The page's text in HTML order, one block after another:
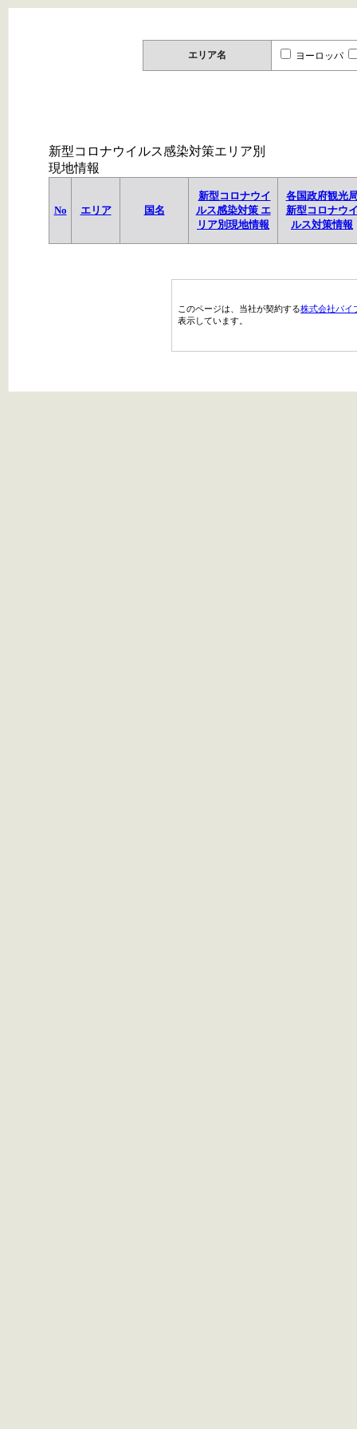
エリア名 ヨーロッパ
新型コロナウイルス感染対策エリア別
現地情報
No エリア 国名
新型コロナウイ
ルス感染対策 エ
リア別現地情報
各国政府観光
新型コロナウ
ルス対策情報
このページは、当社が契約する株式会社パイ
表示しています。